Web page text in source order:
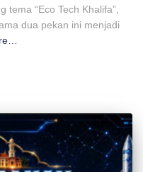
“Eco Tech Khalifa”,
dua pekan ini menjadi